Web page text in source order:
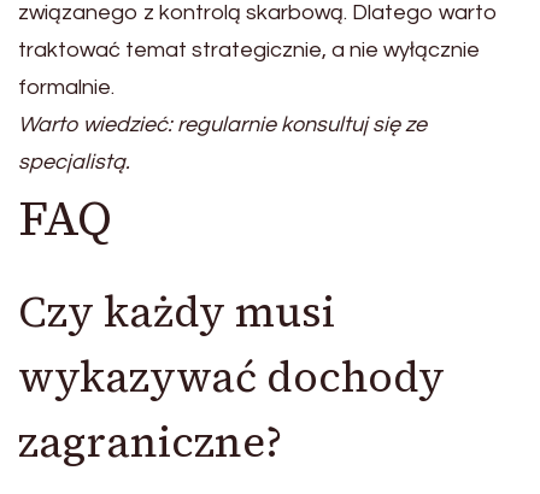
związanego z kontrolą skarbową. Dlatego warto
traktować temat strategicznie, a nie wyłącznie
formalnie.
Warto wiedzieć: regularnie konsultuj się ze
specjalistą.
FAQ
Czy każdy musi
wykazywać dochody
zagraniczne?